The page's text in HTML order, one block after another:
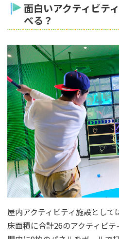
面白いアクティビテ
べる？
屋内アクティビティ施設とし
床面積に合計26のアクティビ